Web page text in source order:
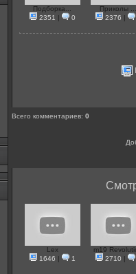
Подборка...
2351 | 0
Приколы
2376 |
Всего комментариев:0
Lex
1646 | 1
m19
2710 |